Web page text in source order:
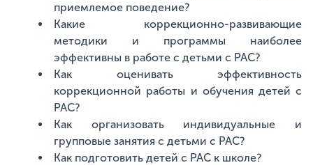
приемлемое поведение?
Какие коррекционно-развивающие
методики и программы наиболее
эффективны в работе с детьми с РАС?
Как оценивать эффективность
коррекционной работы и обучения детей с
РАС?
Как организовать индивидуальные и
групповые занятия с детьми с РАС?
Как подготовить детей с РАС к школе?